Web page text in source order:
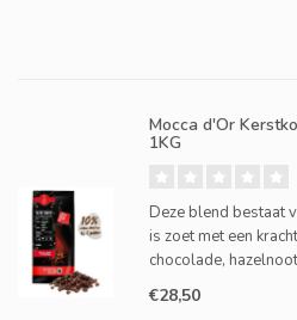
Mocca d'Or
1KG
Deze blend bestaat
is zoet met een
chocolade,
koffie voor zowel
uitermate geschikt
€28,50